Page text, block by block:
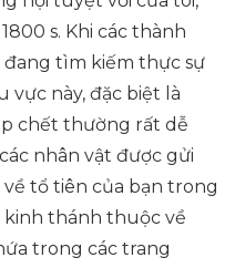
s. Khi các thành
đang tìm kiếm thực sự
này, đặc biệt là
chết thường rất dễ
nhân vật được gửi
tổ tiên của bạn trong
kinh thánh thuộc về
trong các trang